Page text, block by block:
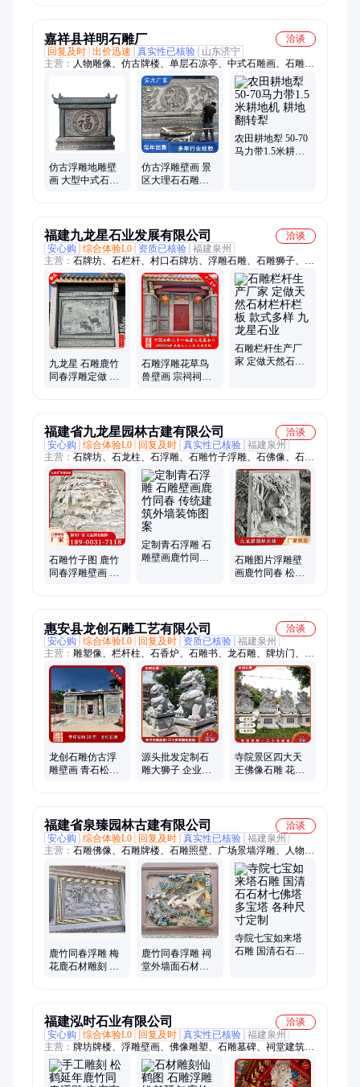
嘉祥县祥明石雕厂
洽谈
回复及时 出价迅速 真实性已核验
山东济宁
主营： 人物雕像、仿古牌楼、单层石凉亭、中式石雕画、石雕文
化柱、石雕孔子像摆件、仿古青石板、桥梁石护栏、门口麒麟摆
件、文化雕塑摆件、园林景观雕塑
仿古浮雕地雕壁
画 大型中式石雕
仿古浮雕壁画 景
区大理石石雕画
农田耕地犁 50-70
马力带1.5米耕地
福建九龙星石业发展有限公司
洽谈
安心购
综合体验L0 资质已核验 福建泉州
主营： 石牌坊、石栏杆、村口石牌坊、浮雕石雕、石雕狮子、石
雕盘龙柱、石雕喷泉、工程石雕、石雕龙柱、石雕香炉、石雕供
桌、农村石牌坊、广东石牌坊、风水球、仿古石栏杆、观音像、
24孝雕塑、仿古浮雕、石材水钵、古建雕刻、浮雕石材、古建筑
九龙星 石雕鹿竹
同春浮雕定做 庭
石雕浮雕花草鸟
兽壁画 宗祠祠堂
石雕栏杆生产厂
家 定做天然石材
福建省九龙星园林古建有限公司
洽谈
安心购
综合体验L0 回复及时 真实性已核验 福建泉州
主营： 石牌坊、石龙柱、石浮雕、石雕竹子浮雕、石佛像、石观
音、石亭子、石供桌、石香炉、石栏杆、抱鼓石、石狮子、石大
象、石麒麟、石貔貅、石花钵、石喷泉
石雕竹子图 鹿竹
同春浮雕壁画 宗
定制青石浮雕 石
雕壁画鹿竹同春
石雕图片浮雕壁
画鹿竹同春 松鹤
惠安县龙创石雕工艺有限公司
洽谈
安心购
综合体验L0 回复及时 资质已核验 福建泉州
主营： 雕塑像、栏杆柱、石香炉、石雕书、龙石雕、牌坊门、花
盆石、石牌坊、石大象、装饰柱、园林石、青石石、石栏板、石
栏杆、炉石鼎、风水球、石牌楼、石护栏、花岗岩、圆香炉、栏
杆桥、中华柱、烧香炉、石凉亭、墓碑石
龙创石雕仿古浮
雕壁画 青石松鹤
源头批发定制石
雕大狮子 企业工
寺院景区四大天
王佛像石雕 花岗
福建省泉臻园林古建有限公司
洽谈
安心购
综合体验L0 回复及时 真实性已核验 福建泉州
主营： 石雕佛像、石雕牌楼、石雕照壁、广场景墙浮雕、人物雕
塑
鹿竹同春浮雕 梅
花鹿石材雕刻 四
鹿竹同春浮雕 祠
堂外墙面石材壁
寺院七宝如来塔
石雕 国清石石材
福建泓时石业有限公司
洽谈
安心购
综合体验L0 回复及时 真实性已核验 福建泉州
主营： 牌坊牌楼、浮雕壁画、佛像雕塑、石雕墓碑、祠堂建筑石
雕装饰、寺庙古建石雕装饰、栏杆样板、凉亭石亭、石鼓门墩